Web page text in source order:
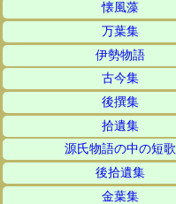
懐風藻
万葉集
伊勢物語
古今集
後撰集
拾遺集
源氏物語の中の短歌
後拾遺集
金葉集